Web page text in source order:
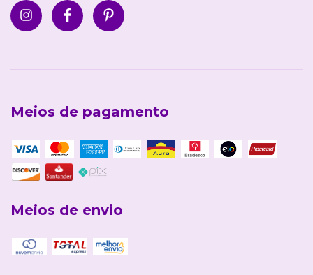
Meios de pagamento
Meios de envio